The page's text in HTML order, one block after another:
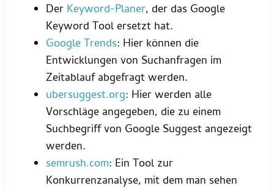
Der Keyword-Planer, der das Google
Keyword Tool ersetzt hat.
Google Trends: Hier können die
Entwicklungen von Suchanfragen im
Zeitablauf abgefragt werden.
ubersuggest.org: Hier werden alle
Vorschläge angegeben, die zu einem
Suchbegriff von Google Suggest angezeigt
werden.
semrush.com: Ein Tool zur
Konkurrenzanalyse, mit dem man sehen